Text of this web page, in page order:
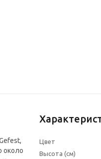
около
Цвет
Высота (см)